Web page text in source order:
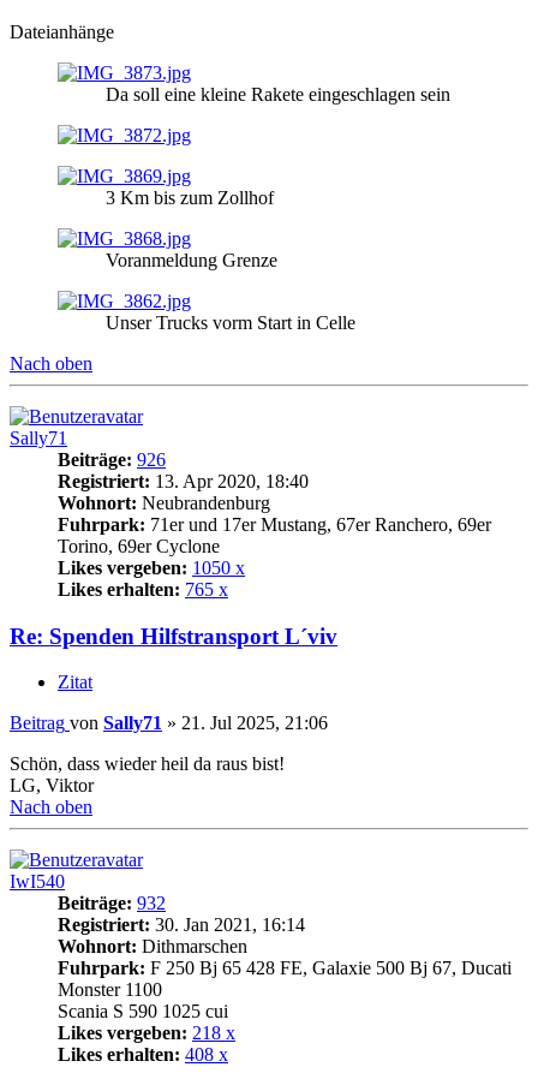
Dateianhänge
Da soll eine kleine Rakete eingeschlagen sein
3 Km bis zum Zollhof
Voranmeldung Grenze
Unser Trucks vorm Start in Celle
Nach oben
Sally71
Beiträge: 926
Registriert: 13. Apr 2020, 18:40
Wohnort: Neubrandenburg
Fuhrpark: 71er und 17er Mustang, 67er Ranchero, 69er
Torino, 69er Cyclone
Likes vergeben: 1050 x
Likes erhalten: 765 x
Re: Spenden Hilfstransport L´viv
Zitat
Beitrag von Sally71 » 21. Jul 2025, 21:06
Schön, dass wieder heil da raus bist!
LG, Viktor
Nach oben
IwI540
Beiträge: 932
Registriert: 30. Jan 2021, 16:14
Wohnort: Dithmarschen
Fuhrpark: F 250 Bj 65 428 FE, Galaxie 500 Bj 67, Ducati
Monster 1100
Scania S 590 1025 cui
Likes vergeben: 218 x
Likes erhalten: 408 x